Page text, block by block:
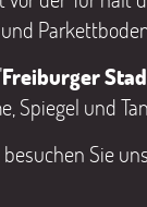
Freiburger
Spiegel und
Sie